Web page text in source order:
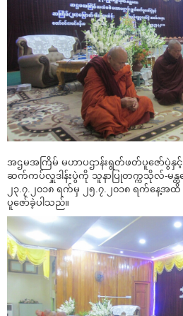
အဌမအကြိမ် မဟာပဌာန်းရွတ်ဖတ်ပူဇော်ပွဲနှင့်
ဆက်ကပ်လှူဒါန်းပွဲကို သူနာပြုတက္ကသိုလ်-မန္တ
၂၃.၇.၂၀၁၈ ရက်မှ ၂၅.၇.၂၀၁၈ ရက်နေ့
ပူဇော်ခဲ့ပါသည်။